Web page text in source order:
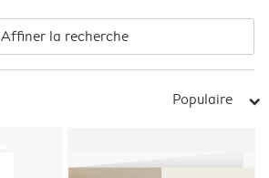
Affiner la recherche
Populaire arrow_right